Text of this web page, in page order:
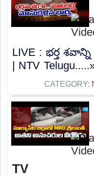
LIVE : భర్త
| NTV
CATEGORY:
TV